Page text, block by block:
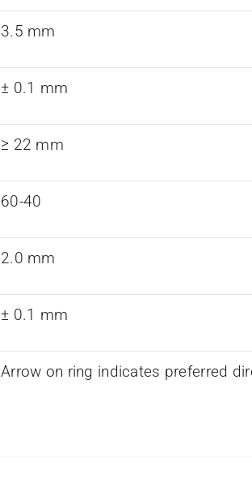
3.5 mm
± 0.1 mm
≥ 22 mm
60-40
2.0 mm
± 0.1 mm
Arrow on ring indicates preferred